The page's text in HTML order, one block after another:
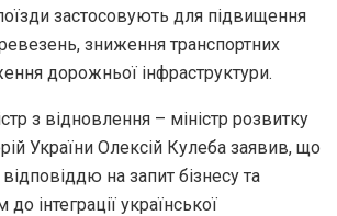
застосовують для підвищення
зниження транспортних
дорожньої інфраструктури.
з відновлення – міністр розвитку
України Олексій Кулеба заявив, що
на запит бізнесу та
інтеграції української